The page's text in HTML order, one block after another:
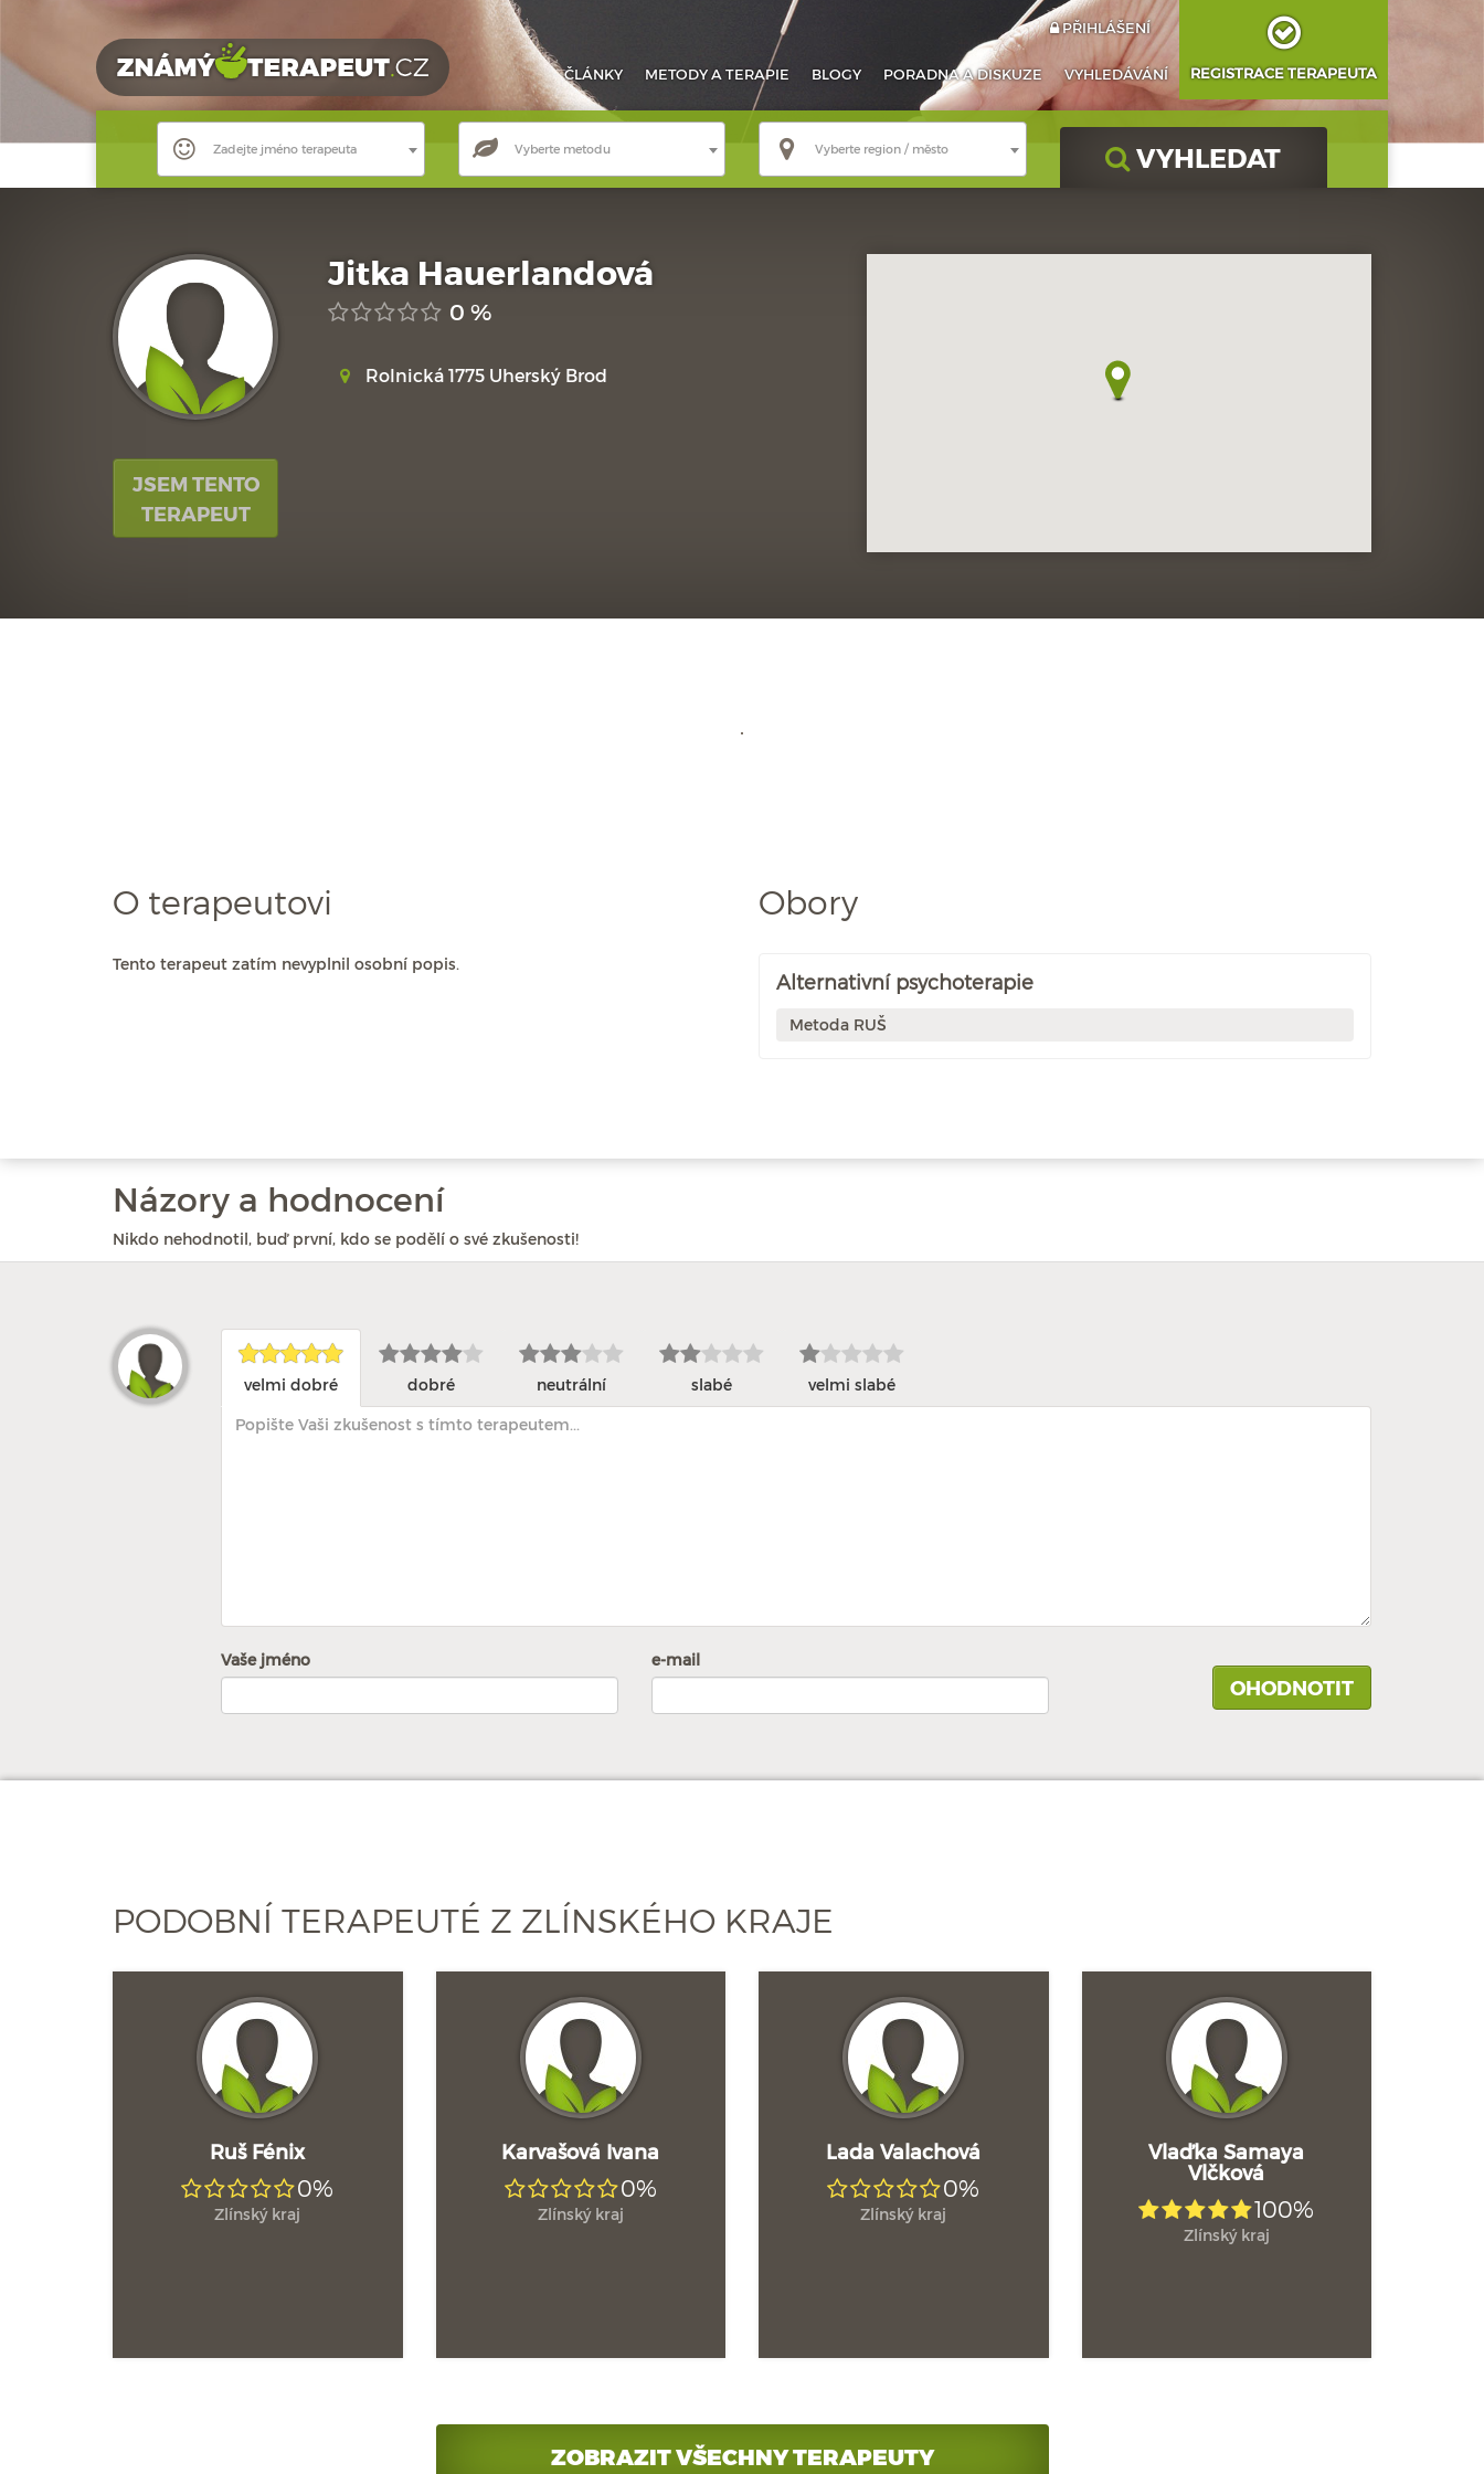
ČLÁNKY METODYA TERAPIE BLOGY PORADNAA DISKUZE VYHLEDÁVÁNÍ
PŘIHLÁŠENÍ
REGISTRACE TERAPEUTA
Zadejte jméno terapeuta Vyberte metodu Vyberte region / město VYHLEDAT
JSEM TENTO
TERAPEUT
Jitka Hauerlandová
0 %
Rolnická 1775 Uherský Brod
O terapeutovi
Tento terapeut zatím nevyplnil osobní popis.
Obory
Alternativní psychoterapie
Metoda RUŠ
Názory a hodnocení
Nikdo nehodnotil, buď první, kdo se podělí o své zkušenosti!
velmi dobré dobré neutrální slabé velmi slabé
Vaše jméno e-mail
PODOBNÍ TERAPEUTÉ Z ZLÍNSKÉHO KRAJE
Ruš Fénix
0%
Zlínský kraj
Karvašová Ivana
0%
Zlínský kraj
Lada Valachová
0%
Zlínský kraj
Vlaďka Samaya
Vlčková
100%
Zlínský kraj
ZOBRAZIT VŠECHNY TERAPEUTY